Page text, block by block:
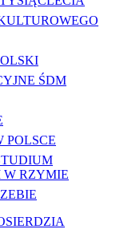
ŚDM
POLSCE
W RZYMIE